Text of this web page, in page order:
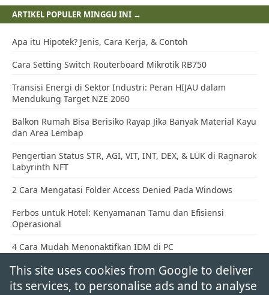
ARTIKEL POPULER MINGGU INI →
Apa itu Hipotek? Jenis, Cara Kerja, & Contoh
Cara Setting Switch Routerboard Mikrotik RB750
Transisi Energi di Sektor Industri: Peran HIJAU dalam
Mendukung Target NZE 2060
Balkon Rumah Bisa Berisiko Rayap Jika Banyak Material Kayu
dan Area Lembap
Pengertian Status STR, AGI, VIT, INT, DEX, & LUK di Ragnarok
Labyrinth NFT
2 Cara Mengatasi Folder Access Denied Pada Windows
Ferbos untuk Hotel: Kenyamanan Tamu dan Efisiensi
Operasional
4 Cara Mudah Menonaktifkan IDM di PC
Jasa Epoxy Lantai Pekalongan, Solusi Lantai Awet dan
Higienis
This site uses cookies from Google to deliver
its services, to personalise ads and to analyse